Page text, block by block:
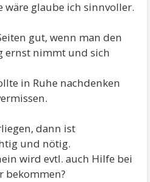
wäre glaube ich sinnvoller.
gut, wenn man den
ernst nimmt und sich
in Ruhe nachdenken
dann ist
und nötig.
wird evtl. auch Hilfe bei
bekommen?